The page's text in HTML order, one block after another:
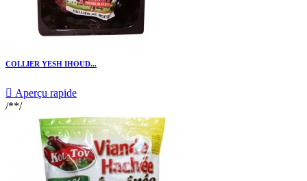
COLLIER YESH IHOUD...
 Aperçu rapide
/**/